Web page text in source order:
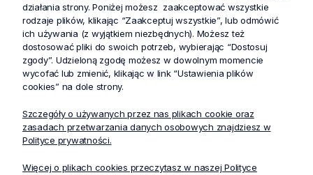
Zniżki i oferty specjalne dla
lojalnych klientów
Profesjonalna dostawa
zamówień w całej Polsce
Bezpieczne i bezproblemowe
płatności internetowe
Zwrot zakupów do 30 dni bez
podawania powodu
Produkty powiązane
działania strony. Poniżej możesz zaakceptować wszystkie
rodzaje plików, klikając “Zaakceptuj wszystkie”, lub odmówić
ich używania (z wyjątkiem niezbędnych). Możesz też
dostosować pliki do swoich potrzeb, wybierając “Dostosuj
zgody”. Udzieloną zgodę możesz w dowolnym momencie
wycofać lub zmienić, klikając w link “Ustawienia plików
cookies” na dole strony.
Szczegóły o używanych przez nas plikach cookie oraz
zasadach przetwarzania danych osobowych znajdziesz w
Polityce prywatności.
Więcej o plikach cookies przeczytasz w naszej Polityce